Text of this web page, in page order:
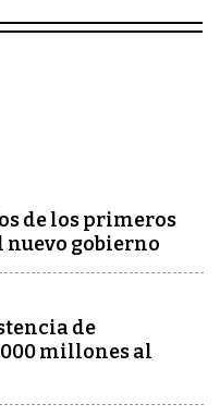
de los primeros
gobierno
de
millones al